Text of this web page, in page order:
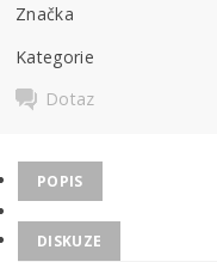
Značka
Kategorie
Dotaz
POPIS
DISKUZE